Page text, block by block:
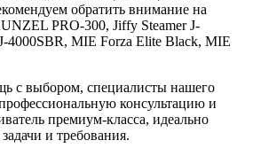
обратить внимание на
PRO-300, Jiffy Steamer J-
4000SBR, MIE Forza Elite Black, MIE
с выбором, специалисты нашего
консультацию и
премиум-класса, идеально
и требования.